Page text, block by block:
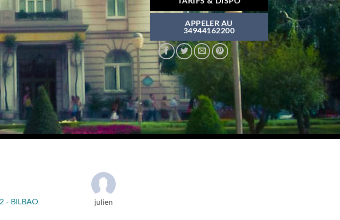
- BILBAO julien
APPELER AU
34944162200